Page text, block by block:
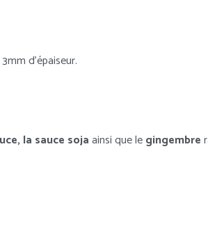
d’épaiseur.
la sauce sojaainsi que legingembre